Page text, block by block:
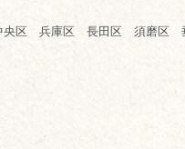
区 兵庫区 長田区 須磨区